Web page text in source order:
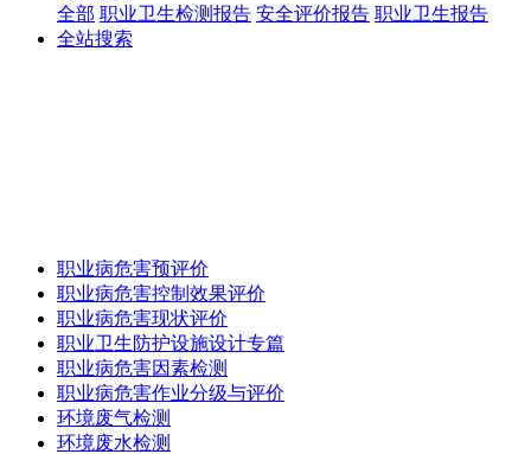
全部 职业卫生检测报告 安全评价报告 职业卫生报告
全站搜索
职业病危害预评价
职业病危害控制效果评价
职业病危害现状评价
职业卫生防护设施设计专篇
职业病危害因素检测
职业病危害作业分级与评价
环境废气检测
环境废水检测